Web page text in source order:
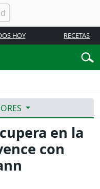
HOY RECETAS
en la
con